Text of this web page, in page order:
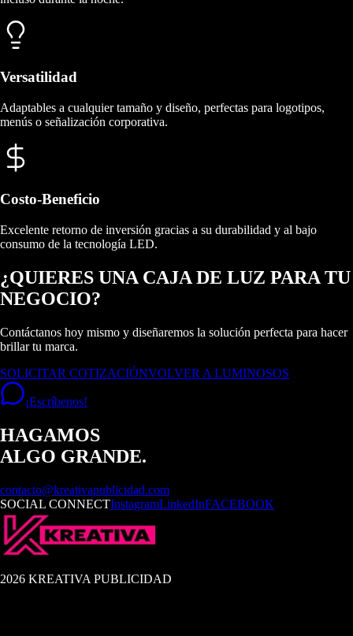
Versatilidad
Adaptables a cualquier tamaño y diseño, perfectas para logotipos,
menús o señalización corporativa.
Costo-Beneficio
Excelente retorno de inversión gracias a su durabilidad y al bajo
consumo de la tecnología LED.
¿QUIERES UNA CAJA DE LUZ PARA TU
NEGOCIO?
Contáctanos hoy mismo y diseñaremos la solución perfecta para hacer
brillar tu marca.
SOLICITAR COTIZACIÓNVOLVER A LUMINOSOS
¡Escríbenos!
HAGAMOS
ALGO GRANDE.
contacto@kreativapublicidad.com
SOCIAL CONNECTInstagramLinkedInFACEBOOK
2026 KREATIVA PUBLICIDAD